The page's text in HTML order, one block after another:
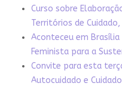
Curso sobre
Territórios de
Aconteceu em
Feminista para a
Convite para esta
Autocuidado e